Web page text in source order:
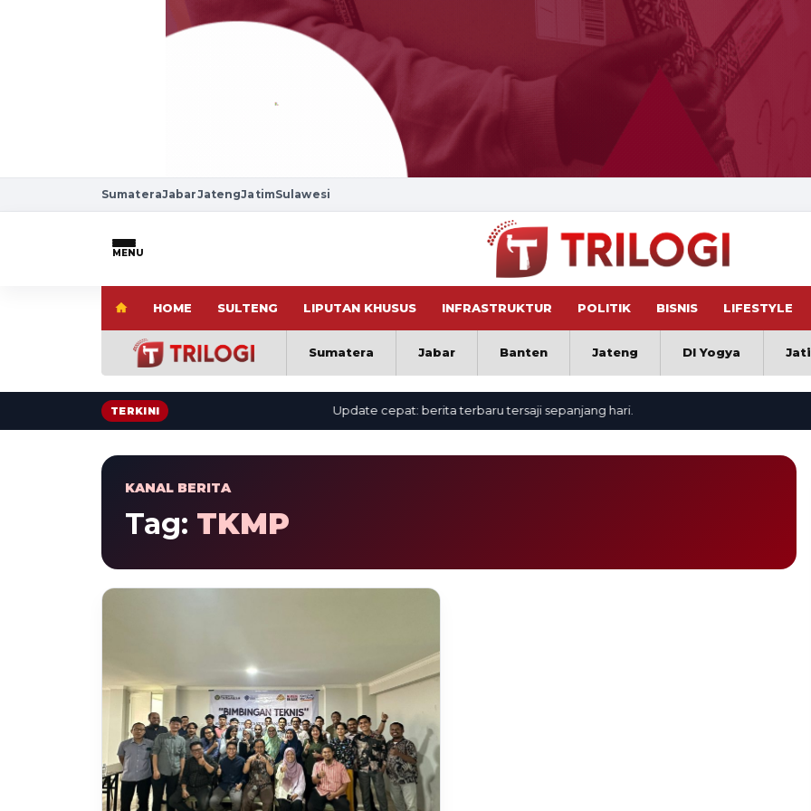
SumateraJabarJatengJatimSulawesi
MENU
HOME SULTENG LIPUTAN KHUSUS INFRASTRUKTUR POLITIK BISNIS LIFESTYLE
Sumatera Jabar Banten Jateng DI Yogya
TERKINI Update cepat: berita terbaru tersaji sepanjang hari.
KANAL BERITA
Tag: TKMP